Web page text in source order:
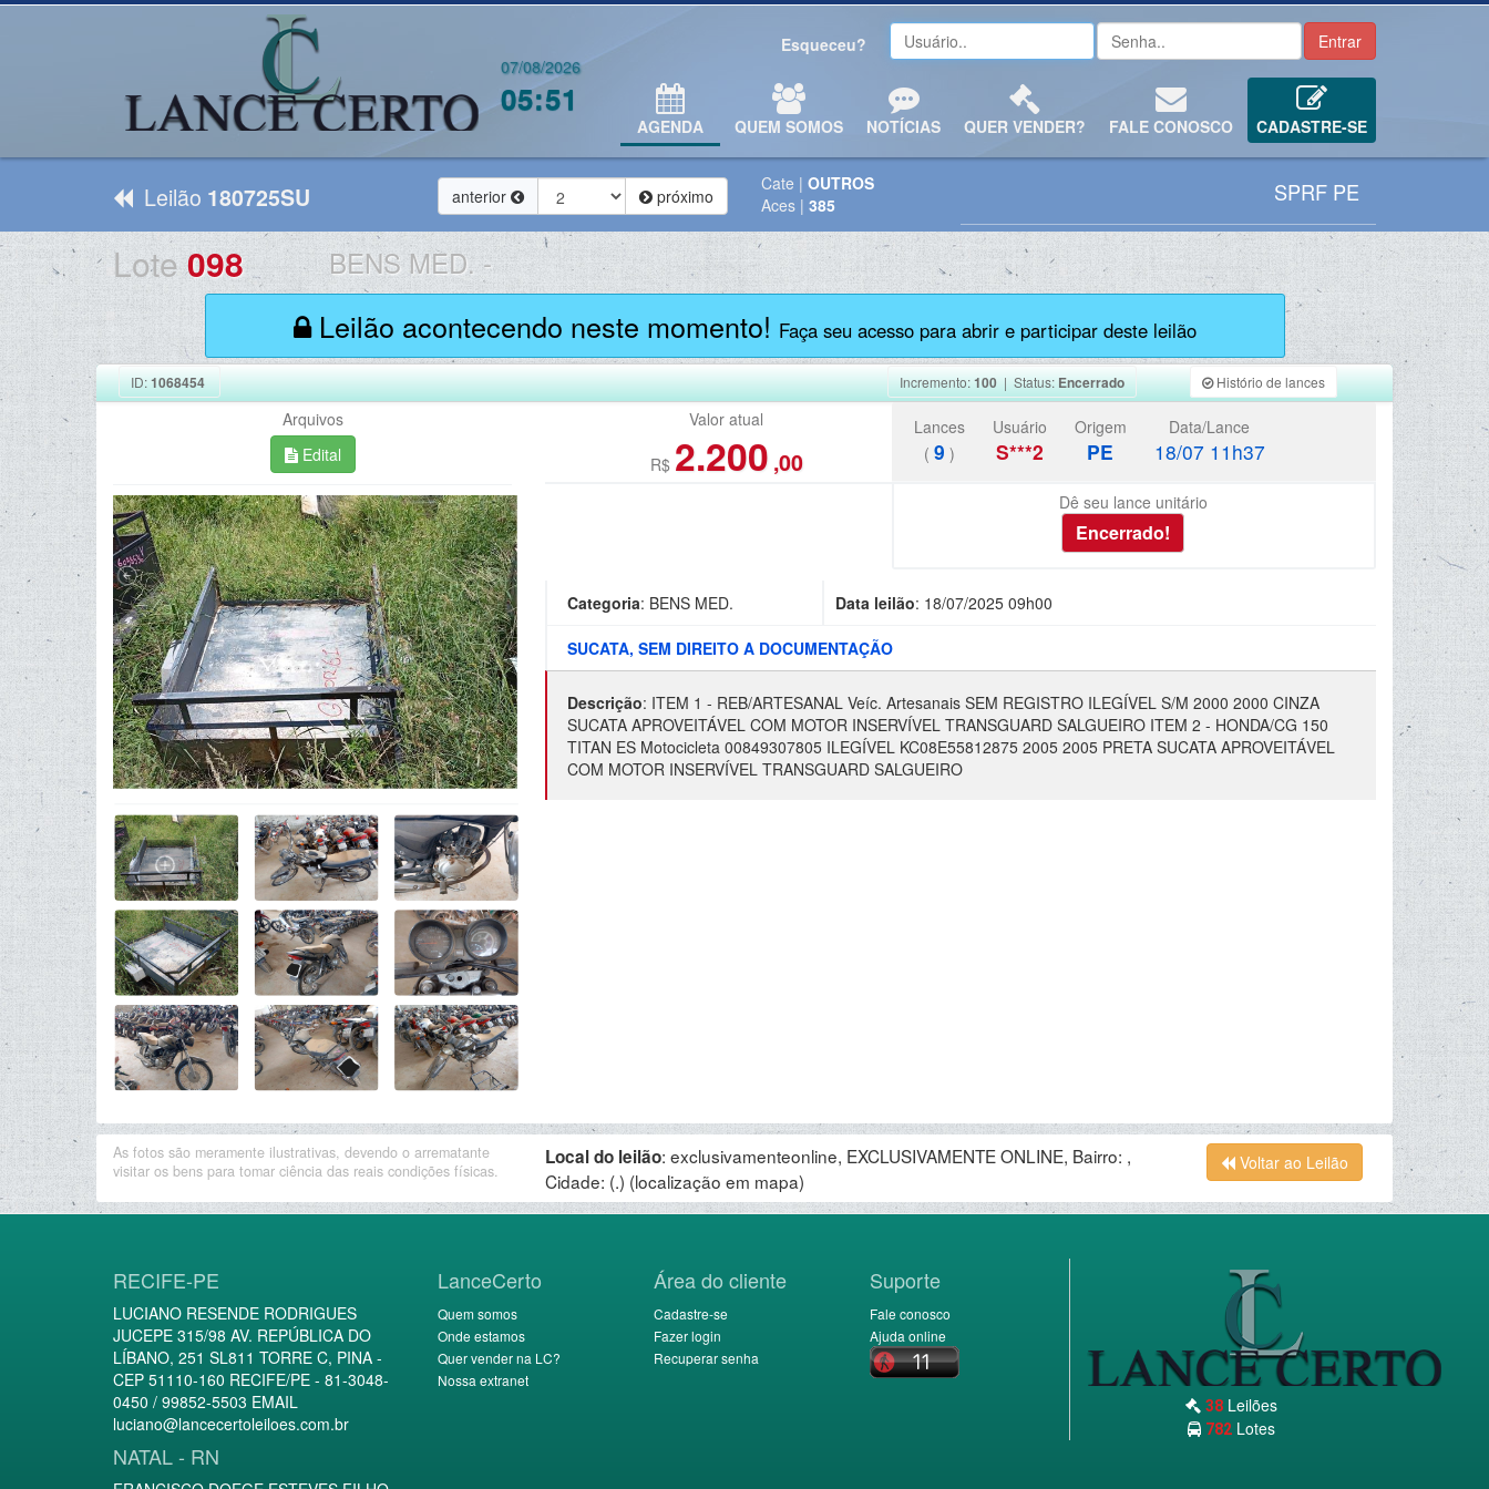
07/08/2026
05:51
Esqueceu?
AGENDA QUEM SOMOS NOTÍCIAS QUER VENDER? FALE CONOSCO CADASTRE-SE
Leilão 180725SU anterior próximo
Cate | OUTROS
Aces | 385 SPRF PE
Lote098 BENS MED. -
Leilão acontecendo neste momento! Faça seu acesso para abrir e participar deste leilão
ID:1068454 Incremento:100 | Status:Encerrado Histório de lances
Arquivos
Edital
Valor atual
R$ 2.200 ,00
Lances
( 9 )
Usuário
S***2
Origem
PE
Data/Lance
18/07 11h37
Dê seu lance unitário
Categoria: BENS MED. Data leilão: 18/07/2025 09h00
SUCATA, SEM DIREITO A DOCUMENTAÇÃO
Descrição: ITEM 1 - REB/ARTESANAL Veíc. Artesanais SEM REGISTRO ILEGÍVEL S/M 2000 2000 CINZA
SUCATA APROVEITÁVEL COM MOTOR INSERVÍVEL TRANSGUARD SALGUEIRO ITEM 2 - HONDA/CG 150
TITAN ES Motocicleta 00849307805 ILEGÍVEL KC08E55812875 2005 2005 PRETA SUCATA APROVEITÁVEL
COM MOTOR INSERVÍVEL TRANSGUARD SALGUEIRO
As fotos são meramente ilustrativas, devendo o arrematante
visitar os bens para tomar ciência das reais condições físicas.
Local do leilão: exclusivamenteonline, EXCLUSIVAMENTE ONLINE, Bairro: ,
Cidade: (.) (localização em mapa)
Voltar ao Leilão
RECIFE-PE
LUCIANO RESENDE RODRIGUES
JUCEPE 315/98 AV. REPÚBLICA DO
LÍBANO, 251 SL811 TORRE C, PINA -
CEP 51110-160 RECIFE/PE - 81-3048-
0450 / 99852-5503 EMAIL
luciano@lancecertoleiloes.com.br
NATAL - RN
LanceCerto
Quem somos
Onde estamos
Quer vender na LC?
Nossa extranet
Área do cliente
Cadastre-se
Fazer login
Recuperar senha
Suporte
Fale conosco
Ajuda online
38Leilões
782Lotes